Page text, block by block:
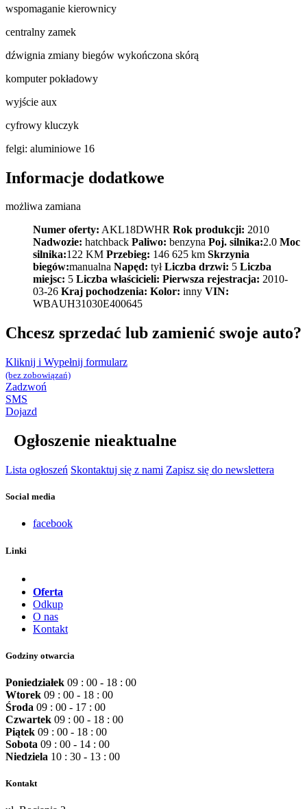
wspomaganie kierownicy
centralny zamek
dźwignia zmiany biegów wykończona skórą
komputer pokładowy
wyjście aux
cyfrowy kluczyk
felgi: aluminiowe 16
Informacje dodatkowe
możliwa zamiana
Numer oferty: AKL18DWHR Rok produkcji: 2010
Nadwozie: hatchback Paliwo: benzyna Poj. silnika:2.0 Moc
silnika:122 KM Przebieg: 146 625 km Skrzynia
biegów:manualna Napęd: tył Liczba drzwi: 5 Liczba
miejsc: 5 Liczba właścicieli: Pierwsza rejestracja: 2010-
03-26 Kraj pochodzenia: Kolor: inny VIN:
WBAUH31030E400645
Chcesz sprzedać lub zamienić swoje auto?
Kliknij i Wypełnij formularz
(bez zobowiązań)
Zadzwoń
SMS
Dojazd
Ogłoszenie nieaktualne
Lista ogłoszeń Skontaktuj się z nami Zapisz się do newslettera
Social media
facebook
Linki
Oferta
Odkup
O nas
Kontakt
Godziny otwarcia
Poniedziałek 09 : 00 - 18 : 00
Wtorek 09 : 00 - 18 : 00
Środa 09 : 00 - 17 : 00
Czwartek 09 : 00 - 18 : 00
Piątek 09 : 00 - 18 : 00
Sobota 09 : 00 - 14 : 00
Niedziela 10 : 30 - 13 : 00
Kontakt